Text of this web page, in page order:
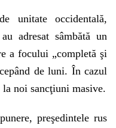
unitate occidentală,
adresat sâmbătă un
a focului „completă şi
de luni. În cazul
noi sancţiuni masive.
preşedintele rus